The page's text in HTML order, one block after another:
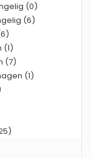
(0)
(6)
(1)
(7)
(1)